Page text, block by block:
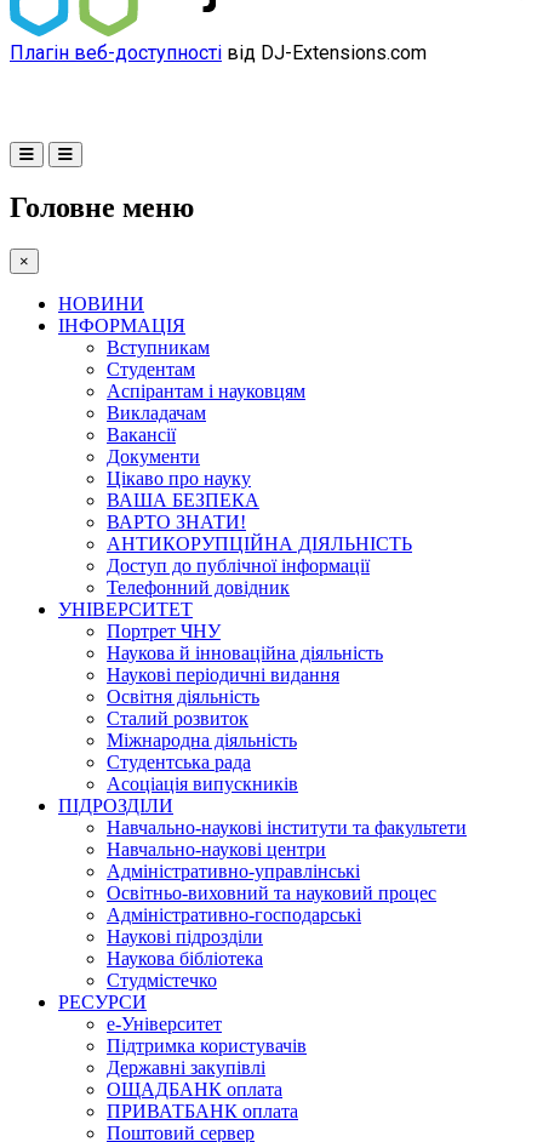
Плагін веб-доступності від DJ-Extensions.com
Головне меню
×
НОВИНИ
ІНФОРМАЦІЯ
Вступникам
Студентам
Аспірантам і науковцям
Викладачам
Вакансії
Документи
Цікаво про науку
ВАША БЕЗПЕКА
ВАРТО ЗНАТИ!
АНТИКОРУПЦІЙНА ДІЯЛЬНІСТЬ
Доступ до публічної інформації
Телефонний довідник
УНІВЕРСИТЕТ
Портрет ЧНУ
Наукова й інноваційна діяльність
Наукові періодичні видання
Освітня діяльність
Сталий розвиток
Міжнародна діяльність
Студентська рада
Асоціація випускників
ПІДРОЗДІЛИ
Навчально-наукові інститути та факультети
Навчально-наукові центри
Адміністративно-управлінські
Освітньо-виховний та науковий процес
Адміністративно-господарські
Наукові підрозділи
Наукова бібліотека
Студмістечко
РЕСУРСИ
е-Університет
Підтримка користувачів
Державні закупівлі
ОЩАДБАНК оплата
ПРИВАТБАНК оплата
Поштовий сервер